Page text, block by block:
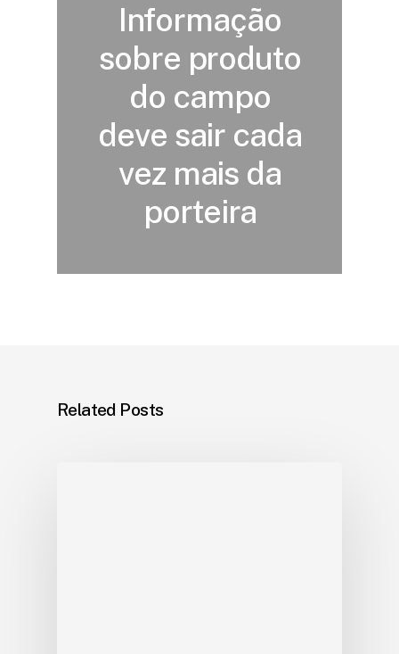
Informação
sobre produto
do campo
deve sair cada
vez mais da
porteira
Related Posts